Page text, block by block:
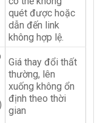
quét được hoặc
dẫn đến link
không hợp lệ.
Giá thay đổi thất
thường, lên
xuống không ổn
định theo thời
gian